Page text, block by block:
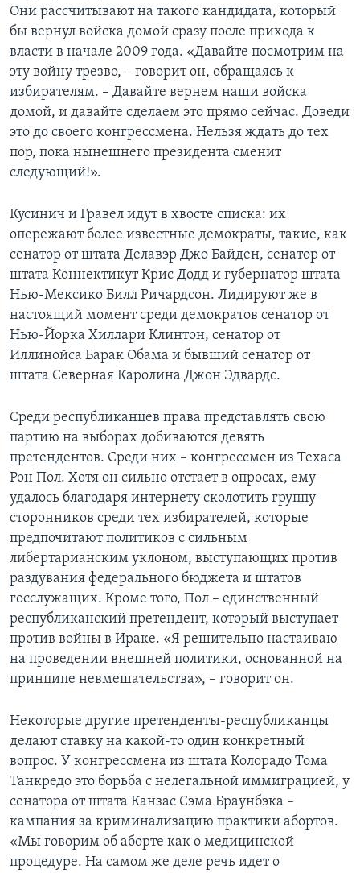
Они рассчитывают на такого кандидата, который
бы вернул войска домой сразу после прихода к
власти в начале 2009 года. «Давайте посмотрим на
эту войну трезво, – говорит он, обращаясь к
избирателям. – Давайте вернем наши войска
домой, и давайте сделаем это прямо сейчас. Доведи
это до своего конгрессмена. Нельзя ждать до тех
пор, пока нынешнего президента сменит
следующий!».
Кусинич и Гравел идут в хвосте списка: их
опережают более известные демократы, такие, как
сенатор от штата Делавэр Джо Байден, сенатор от
штата Коннектикут Крис Додд и губернатор штата
Нью-Мексико Билл Ричардсон. Лидируют же в
настоящий момент среди демократов сенатор от
Нью-Йорка Хиллари Клинтон, сенатор от
Иллинойса Барак Обама и бывший сенатор от
штата Северная Каролина Джон Эдвардс.
Среди республиканцев права представлять свою
партию на выборах добиваются девять
претендентов. Среди них – конгрессмен из Техаса
Рон Пол. Хотя он сильно отстает в опросах, ему
удалось благодаря интернету сколотить группу
сторонников среди тех избирателей, которые
предпочитают политиков с сильным
либертарианским уклоном, выступающих против
раздувания федерального бюджета и штатов
госслужащих. Кроме того, Пол – единственный
республиканский претендент, который выступает
против войны в Ираке. «Я решительно настаиваю
на проведении внешней политики, основанной на
принципе невмешательства», – говорит он.
Некоторые другие претенденты-республиканцы
делают ставку на какой-то один конкретный
вопрос. У конгрессмена из штата Колорадо Тома
Танкредо это борьба с нелегальной иммиграцией, у
сенатора от штата Канзас Сэма Браунбэка –
кампания за криминализацию практики абортов.
«Мы говорим об аборте как о медицинской
процедуре. На самом же деле речь идет о